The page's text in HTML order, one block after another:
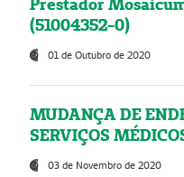
(51004352-0)
01 de Outubro de 2020
MUDANÇA DE
SERVIÇOS
03 de Novembro de 2020